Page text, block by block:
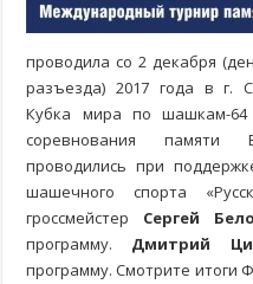
проводила со 2 декабря
разъезда) 2017 года в г.
Кубка мира по шашкам-
соревнования памяти
проводились при
шашечного спорта
гроссмейстер Сергей
программу. Дмитрий
программу. Смотрите итоги